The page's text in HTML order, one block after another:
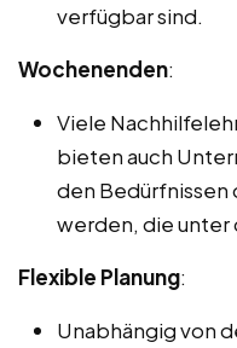
verfügbar sind.
Wochenenden:
Viele
bieten auch
den Bedürfnissen
werden, die unter
Flexible Planung:
Unabhängig von